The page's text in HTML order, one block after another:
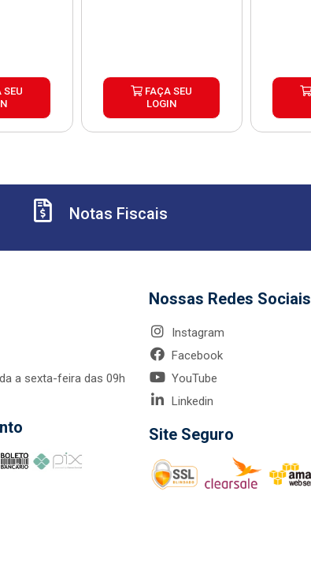
FAÇA SEU
LOGIN
Notas Fiscais
a sexta-feira das 09h
Nossas Redes Sociais
Instagram
Facebook
YouTube
Linkedin
Site Seguro